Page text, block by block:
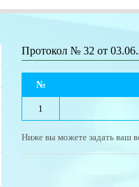
Протокол № 32 от
№
1
Ниже вы можете задать ваш